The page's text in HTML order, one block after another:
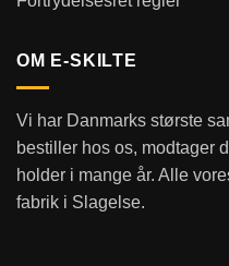
OM E-SKILTE
Vi har Danmarks største
bestiller hos os, modtager
holder i mange år. Alle
fabrik i Slagelse.